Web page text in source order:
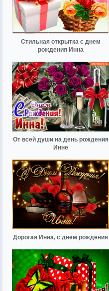
Стильная открытка с днем
рождения Инна
От всей души на день рождения
Инне
Дорогая Инна, с днём рождения